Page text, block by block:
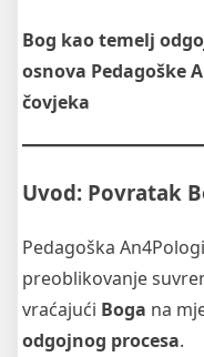
Bog kao temelj
osnova Pedagoške
čovjeka
Uvod: Povratak
Pedagoška
preoblikovanje
vraćajući Boga na
odgojnog procesa.